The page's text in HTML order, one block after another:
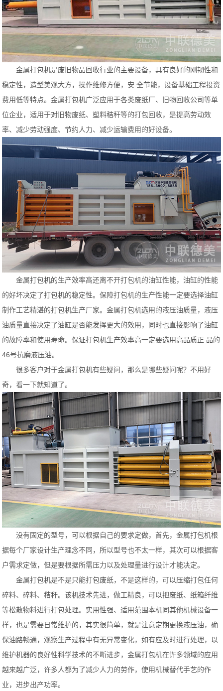
金属打包机是废旧物品回收行业的主要设备，具有良好的刚韧性和
稳定性，造型美观大方，操作维修方便，安 全节能，设备基础工程投资
费用低等特点。金属打包机广泛应用于各类废纸厂、旧物回收公司等单
位企业，适用于对旧物废纸、塑料秸秆等的打包回收，是提高劳动效
率、减少劳动强度、节约人力、减少运输费用的好设备。
金属打包机的生产效率高还离不开打包机的油缸性能，油缸的性能
的好坏决定了打包机的稳定性。保障打包机的生产性能一定要选择油缸
制作工艺精湛的打包机生产厂家。金属打包机选用的液压油质量，液压
油质量直接决定了油缸是否能发挥更大的效用，同时也直接影响了油缸
的故障率和使用寿命。保证打包机生产效率高一定要选用高品质正 品的
46号抗磨液压油。
很多客户对于金属打包机有些疑问，那么是哪些疑问呢？不用好
奇，看一下就知道了。
没有固定的型号，可以根据自己的要求定做，首先，金属打包机根
据每个厂家设计生产理念不同，所以型号也不太一样，其次可以根据客
户需求定做，但是要根据所需压力以及处理量进行设计才能决定。
金属打包机是不是只能打包废纸，不是这样的，可以压缩打包任何
碎料、碎料、秸秆。该机技术先进，做工精良，可以把废纸、纸箱纤维
等松散物料进行打包处理。实用性强、适用范围本机同其他机械设备一
样，也是需要日常维护的，其实很简单，就是注意定期更换液压油，确
保油路畅通，观察生产过程中有无异常变化，如有应及时进行处理，以
维护机器的良好性科学技术的不断进步，金属打包机在许多领域的应用
越来越广泛，许多人都为了减少人力的劳作，使用机械替代手艺的作
业，进步出产功率。